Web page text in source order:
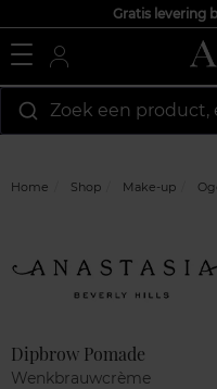
Gratis levering
Zoek een product,
Home Shop Make-up
Dipbrow Pomade
Wenkbrauwcrème